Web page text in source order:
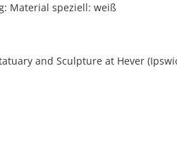
Material speziell: weiß
and Sculpture at Hever